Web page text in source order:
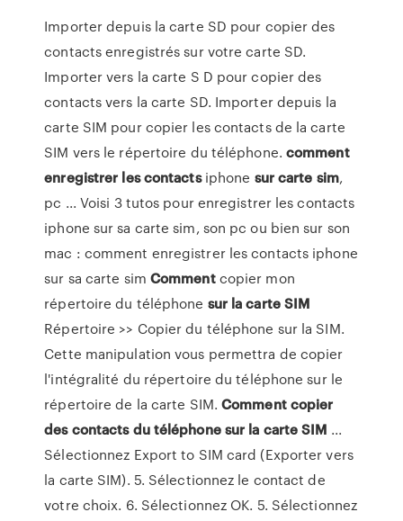
Importer depuis la carte SD pour copier des
contacts enregistrés sur votre carte SD.
Importer vers la carte S D pour copier des
contacts vers la carte SD. Importer depuis la
carte SIM pour copier les contacts de la carte
SIM vers le répertoire du téléphone. comment
enregistrer les contactsiphone surcarte sim,
pc ... Voisi 3 tutos pour enregistrer les contacts
iphone sur sa carte sim, son pc ou bien sur son
mac : comment enregistrer les contacts iphone
sur sa carte sim Commentcopier mon
répertoire du téléphone sur la carteSIM
Répertoire >> Copier du téléphone sur la SIM.
Cette manipulation vous permettra de copier
l'intégralité du répertoire du téléphone sur le
répertoire de la carte SIM.Comment copier
des contacts du téléphone sur la carte SIM ...
Sélectionnez Export to SIM card (Exporter vers
la carte SIM). 5. Sélectionnez le contact de
votre choix. 6. Sélectionnez OK. 5. Sélectionnez